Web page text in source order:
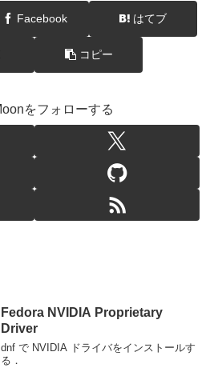
Facebook はてブ
コピー
をフォローする
Fedora NVIDIA Proprietary
Driver
dnf で NVIDIA ドライバをインストールす
る．